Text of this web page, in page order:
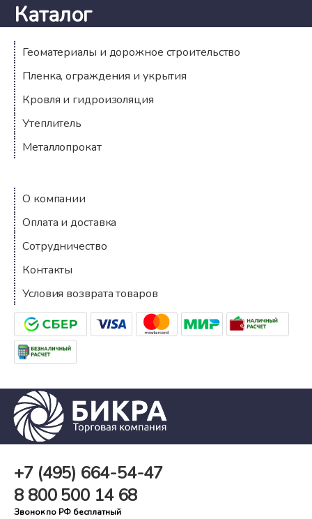
Каталог
Геоматериалы и дорожное строительство
Пленка, ограждения и укрытия
Кровля и гидроизоляция
Утеплитель
Металлопрокат
Компания
О компании
Оплата и доставка
Сотрудничество
Контакты
Условия возврата товаров
+7 (495) 664-54-47
8 800500 14 68
Звонок по РФ бесплатный